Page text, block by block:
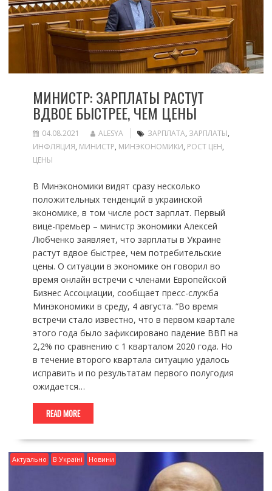
МИНИСТР: ЗАРПЛАТЫ РАСТУТ
ВДВОЕ БЫСТРЕЕ, ЧЕМ ЦЕНЫ
04.08.2021 ALESYA ЗАРПЛАТА, ЗАРПЛАТЫ,
ИНФЛЯЦИЯ, МИНИСТР, МИНЭКОНОМИКИ, РОСТ ЦЕН,
ЦЕНЫ
В Минэкономики видят сразу несколько
положительных тенденций в украинской
экономике, в том числе рост зарплат. Первый
вице-премьер – министр экономики Алексей
Любченко заявляет, что зарплаты в Украине
растут вдвое быстрее, чем потребительские
цены. О ситуации в экономике он говорил во
время онлайн встречи с членами Европейской
Бизнес Ассоциации, сообщает пресс-служба
Минэкономики в среду, 4 августа. “Во время
встречи стало известно, что в первом квартале
этого года было зафиксировано падение ВВП на
2,2% по сравнению с 1 кварталом 2020 года. Но
в течение второго квартала ситуацию удалось
исправить и по результатам первого полугодия
ожидается…
READ MORE
Актуально В Україні Новини